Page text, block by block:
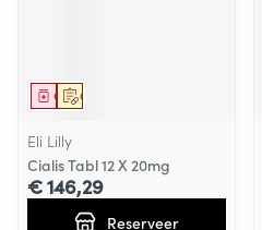
Op voorschrift
Geneesmiddel
Eli Lilly
Cialis Tabl 12 X 20mg
€ 146,29
Reserveer